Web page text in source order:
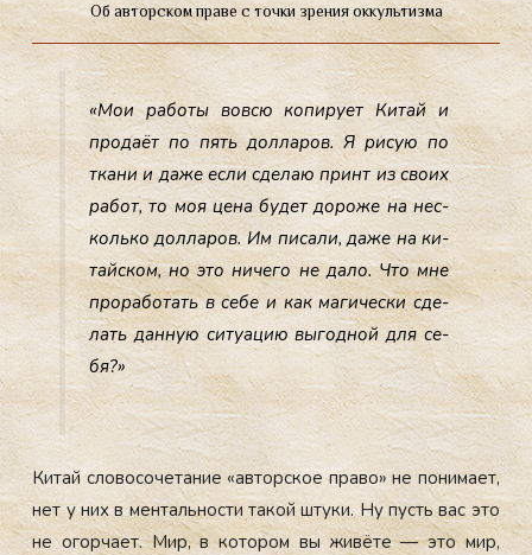
Об авторском праве с точки зрения оккультизма
«Мои ра­боты вов­сю ко­пиру­ет Ки­тай и
про­да­ёт по пять дол­ла­ров. Я ри­сую по
тка­ни и да­же ес­ли сде­лаю принт из сво­их
ра­бот, то моя це­на бу­дет до­роже на нес­
коль­ко дол­ла­ров. Им пи­сали, да­же на ки­
тай­ском, но это ни­чего не да­ло. Что мне
про­рабо­тать в се­бе и как ма­гичес­ки сде­
лать дан­ную си­ту­ацию вы­год­ной для се­
бя?»
Ки­тай сло­восо­чета­ние «ав­тор­ское пра­во» не по­нима­ет,
нет у них в мен­таль­нос­ти та­кой шту­ки. Ну пусть вас это
не огор­ча­ет. Мир, в ко­тором вы жи­вёте — это мир,